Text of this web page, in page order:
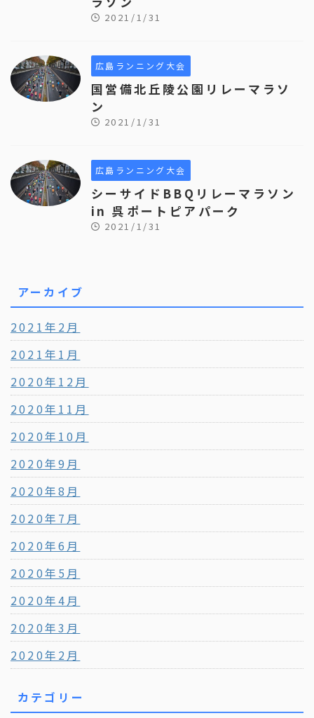
2021/1/31
広島ランニング大会
国営備北丘陵公園リレーマラソ
ン
2021/1/31
広島ランニング大会
シーサイドBBQリレーマラソン
in 呉ポートピアパーク
2021/1/31
アーカイブ
2021年2月
2021年1月
2020年12月
2020年11月
2020年10月
2020年9月
2020年8月
2020年7月
2020年6月
2020年5月
2020年4月
2020年3月
2020年2月
カテゴリー